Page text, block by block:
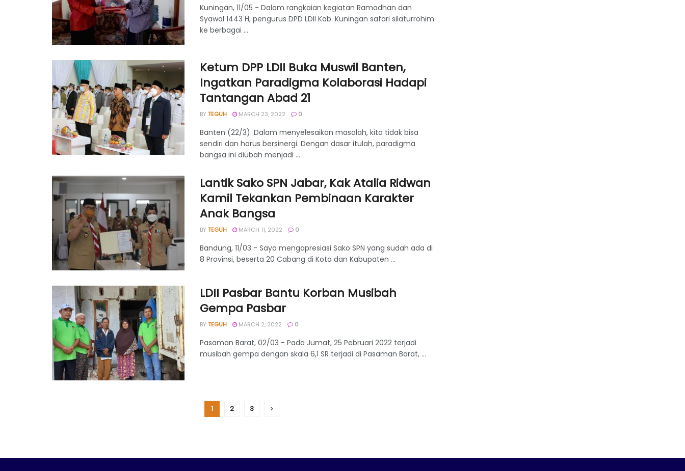
Kuningan, 11/05 - Dalam rangkaian kegiatan Ramadhan dan
Syawal 1443 H, pengurus DPD LDII Kab. Kuningan safari silaturrohim
ke berbagai ...
Ketum DPP LDII Buka Muswil Banten,
Ingatkan Paradigma Kolaborasi Hadapi
Tantangan Abad 21
BY TEGUH MARCH 23, 2022 0
Banten (22/3). Dalam menyelesaikan masalah, kita tidak bisa
sendiri dan harus bersinergi. Dengan dasar itulah, paradigma
bangsa ini diubah menjadi ...
Lantik Sako SPN Jabar, Kak Atalia Ridwan
Kamil Tekankan Pembinaan Karakter
Anak Bangsa
BY TEGUH MARCH 11, 2022 0
Bandung, 11/03 - Saya mengapresiasi Sako SPN yang sudah ada di
8 Provinsi, beserta 20 Cabang di Kota dan Kabupaten ...
LDII Pasbar Bantu Korban Musibah
Gempa Pasbar
BY TEGUH MARCH 2, 2022 0
Pasaman Barat, 02/03 - Pada Jumat, 25 Pebruari 2022 terjadi
musibah gempa dengan skala 6,1 SR terjadi di Pasaman Barat, ...
1 2 3